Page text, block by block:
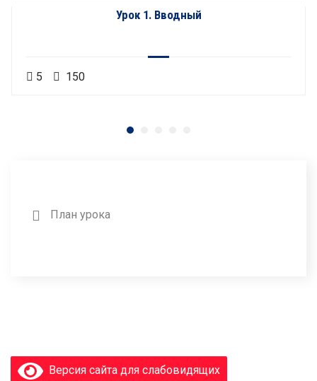
Урок 1. Вводный
5 150
План урока
Версия сайта для слабовидящих